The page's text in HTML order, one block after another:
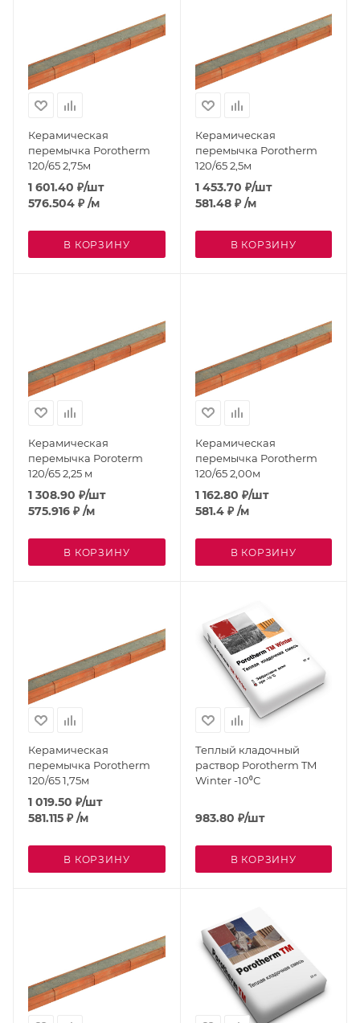
Керамическая
перемычка Porotherm
120/65 2,75м
1 601.40 ₽/шт
576.504 ₽ /м
В КОРЗИНУ
Керамическая
перемычка Porotherm
120/65 2,5м
1 453.70 ₽/шт
581.48 ₽ /м
В КОРЗИНУ
Керамическая
перемычка Poroterm
120/65 2,25 м
1 308.90 ₽/шт
575.916 ₽ /м
В КОРЗИНУ
Керамическая
перемычка Porotherm
120/65 2,00м
1 162.80 ₽/шт
581.4 ₽ /м
В КОРЗИНУ
Керамическая
перемычка Porotherm
120/65 1,75м
1 019.50 ₽/шт
581.115 ₽ /м
В КОРЗИНУ
Теплый кладочный
раствор Porotherm TM
Winter -10⁰С
983.80 ₽/шт
В КОРЗИНУ